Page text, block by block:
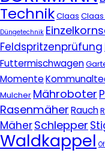
TechnikClaas
Düngetechnik
Feldspritzenprüfung
Futtermischwagen
Momente
Mulcher Mähroboter
RasenmäherRauch
MäherSchlepper
Waldkappel